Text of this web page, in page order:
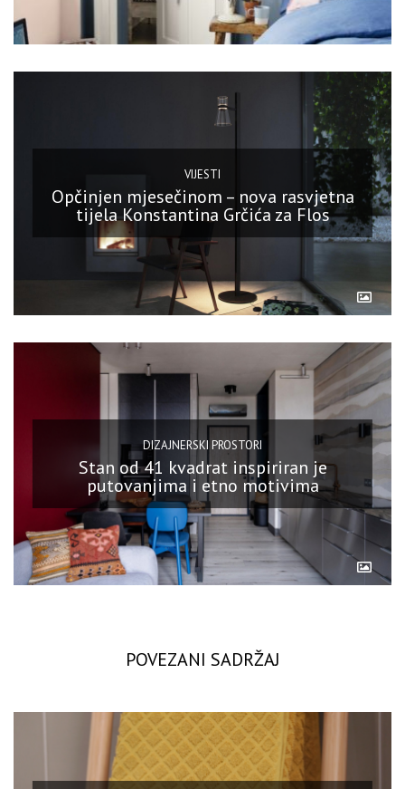
VIJESTI
Opčinjen mjesečinom – nova rasvjetna
tijela Konstantina Grčića za Flos
DIZAJNERSKI PROSTORI
Stan od 41 kvadrat inspiriran je
putovanjima i etno motivima
POVEZANI SADRŽAJ